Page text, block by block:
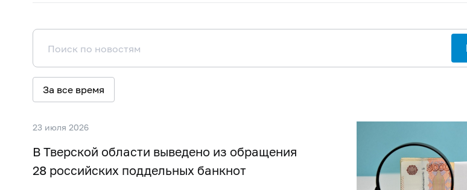
За все время
23 июля 2026
В Тверской области выведено из обращения
28 российских поддельных банкнот